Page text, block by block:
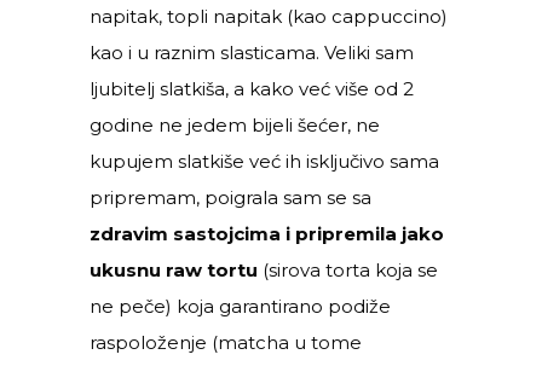
napitak, topli napitak (kao cappuccino)
kao i u raznim slasticama. Veliki sam
ljubitelj slatkiša, a kako već više od 2
godine ne jedem bijeli šećer, ne
kupujem slatkiše već ih isključivo sama
pripremam, poigrala sam se sa
zdravim sastojcima i pripremila jako
ukusnu raw tortu (sirova torta koja se
ne peče) koja garantirano podiže
raspoloženje (matcha u tome